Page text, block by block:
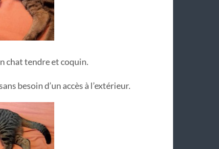
chat tendre et coquin.
besoin d’un accès à l’extérieur.